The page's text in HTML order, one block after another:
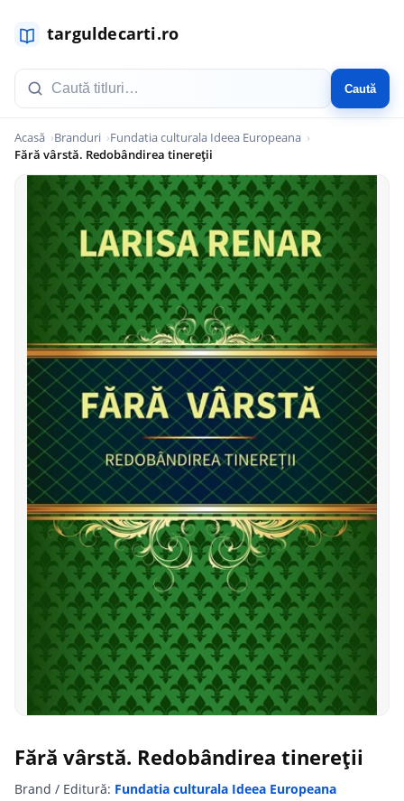
Caută
Acasă Branduri
Fundatia culturala Ideea Europeana
Fără vârstă. Redobândirea tinereții
Fără vârstă. Redobândirea tinereții
Brand / Editură: Fundatia culturala Ideea Europeana